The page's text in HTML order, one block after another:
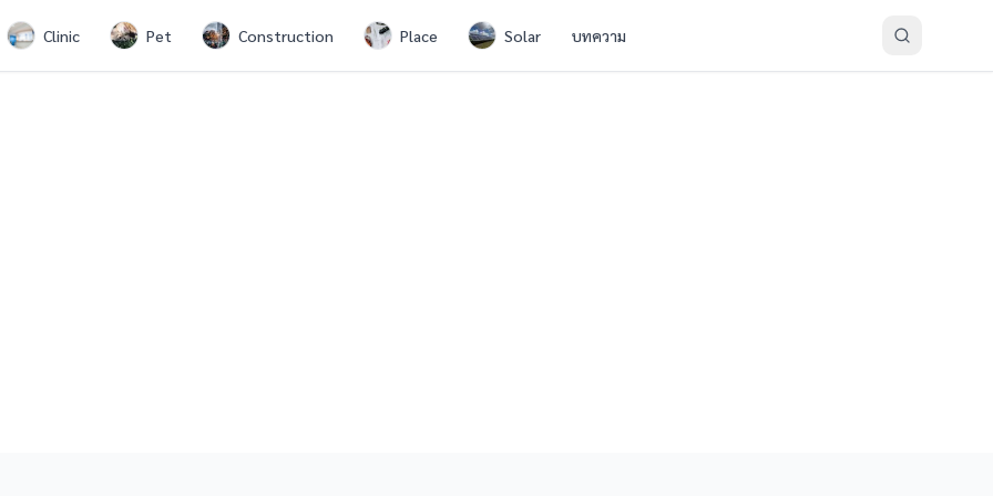
Clinic Pet Construction Place Solar บทความ